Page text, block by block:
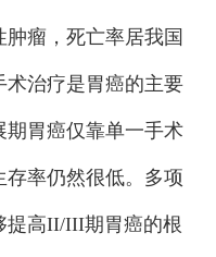
瘤，死亡率居我国
治疗是胃癌的主要
胃癌仅靠单一手术
率仍然很低。多项
提高II/III期胃癌的根